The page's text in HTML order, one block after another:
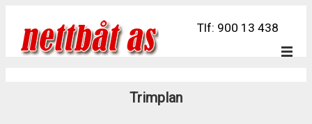
Tlf: 900 13 438
Trimplan